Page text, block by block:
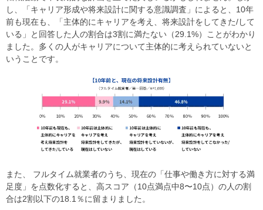
し、「キャリア形成や将来設計に関する意識調査」によると、10年
前も現在も、「主体的にキャリアを考え、将来設計をしてきた/して
いる」と回答した人の割合は3割に満たない（29.1%）ことがわかり
ました。多くの人がキャリアについて主体的に考えられていないと
いうことです。
また、 フルタイム就業者のうち、現在の「仕事や働き方に対する満
足度」を点数化すると、高スコア（10点満点中8〜10点）の人の割
合は2割以下の18.1％に留まりました。​